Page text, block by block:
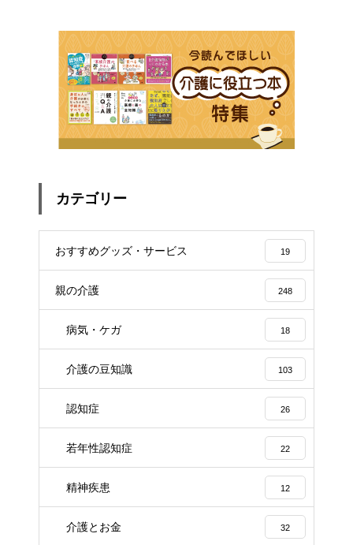
カテゴリー
おすすめグッズ・サービス 19
親の介護 248
病気・ケガ 18
介護の豆知識 103
認知症 26
若年性認知症 22
精神疾患 12
介護とお金 32